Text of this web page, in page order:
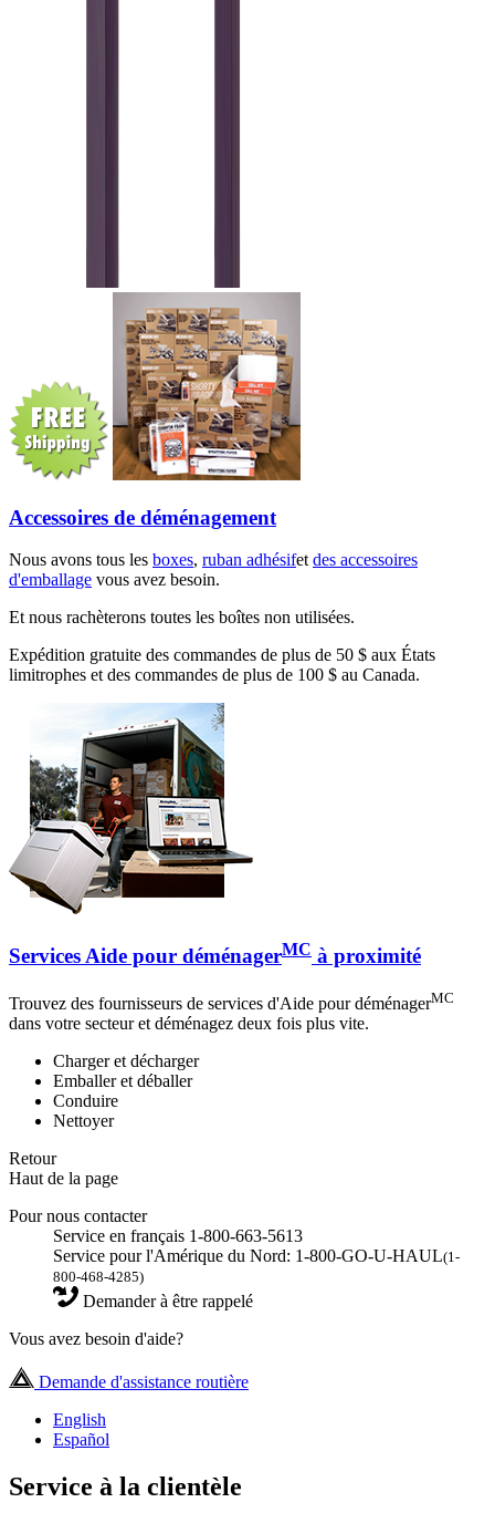
Accessoires de déménagement
Nous avons tous les boxes, ruban adhésifetdes accessoires
d'emballage vous avez besoin.
Et nous rachèterons toutes les boîtes non utilisées.
Expédition gratuite des commandes de plus de 50 $ aux États
limitrophes et des commandes de plus de 100 $ au Canada.
Services Aide pour déménagerMC à proximité
Trouvez des fournisseurs de services d'Aide pour déménagerMC
dans votre secteur et déménagez deux fois plus vite.
Charger et décharger
Emballer et déballer
Conduire
Nettoyer
Retour
Haut de la page
Pour nous contacter
Service en français 1-800-663-5613
Service pour l'Amérique du Nord: 1-800-GO-U-HAUL(1-
800-468-4285)
Demander à être rappelé
Vous avez besoin d'aide?
Demande d'assistance routière
English
Español
Service à la clientèle